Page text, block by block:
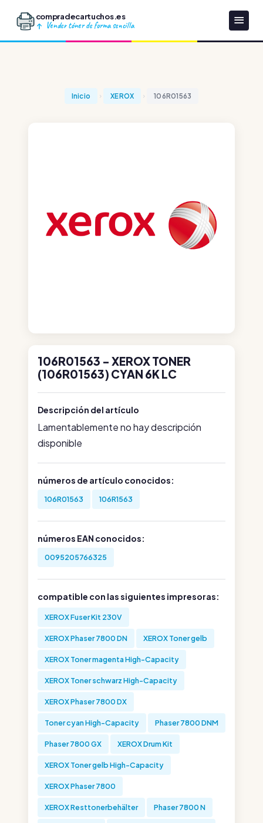
compradecartuchos.es
Vender tóner de forma sencilla
Inicio XEROX 106R01563
106R01563 - XEROX TONER
(106R01563) CYAN 6K LC
Descripción del artículo
Lamentablemente no hay descripción
disponible
números de artículo conocidos:
106R01563 106R1563
números EAN conocidos:
0095205766325
compatible con las siguientes impresoras:
XEROX Fuser Kit 230V
XEROX Phaser 7800 DN XEROX Toner gelb
XEROX Toner magenta High-Capacity
XEROX Toner schwarz High-Capacity
XEROX Phaser 7800 DX
Toner cyan High-Capacity Phaser 7800 DNM
Phaser 7800 GX XEROX Drum Kit
XEROX Toner gelb High-Capacity
XEROX Phaser 7800
XEROX Resttonerbehälter Phaser 7800 N